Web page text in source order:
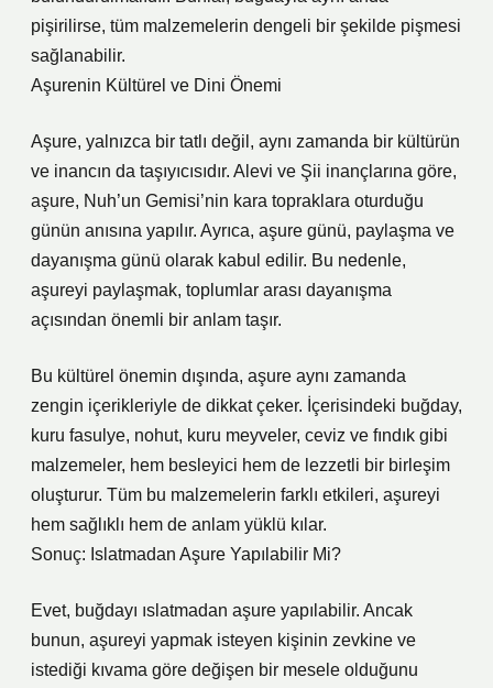
pişirilirse, tüm malzemelerin dengeli bir şekilde pişmesi
sağlanabilir.
Aşurenin Kültürel ve Dini Önemi
Aşure, yalnızca bir tatlı değil, aynı zamanda bir kültürün
ve inancın da taşıyıcısıdır. Alevi ve Şii inançlarına göre,
aşure, Nuh’un Gemisi’nin kara topraklara oturduğu
günün anısına yapılır. Ayrıca, aşure günü, paylaşma ve
dayanışma günü olarak kabul edilir. Bu nedenle,
aşureyi paylaşmak, toplumlar arası dayanışma
açısından önemli bir anlam taşır.
Bu kültürel önemin dışında, aşure aynı zamanda
zengin içerikleriyle de dikkat çeker. İçerisindeki buğday,
kuru fasulye, nohut, kuru meyveler, ceviz ve fındık gibi
malzemeler, hem besleyici hem de lezzetli bir birleşim
oluşturur. Tüm bu malzemelerin farklı etkileri, aşureyi
hem sağlıklı hem de anlam yüklü kılar.
Sonuç: Islatmadan Aşure Yapılabilir Mi?
Evet, buğdayı ıslatmadan aşure yapılabilir. Ancak
bunun, aşureyi yapmak isteyen kişinin zevkine ve
istediği kıvama göre değişen bir mesele olduğunu